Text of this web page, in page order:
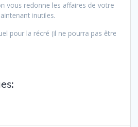
vous redonne les affaires de votre
inutiles.
pour la récré (il ne pourra pas être